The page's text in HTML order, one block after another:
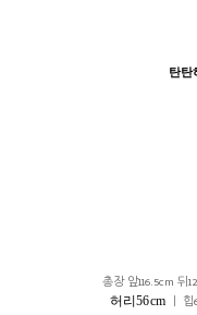
탄탄
총장 앞116.5cm 뒤
허리56cm ㅣ